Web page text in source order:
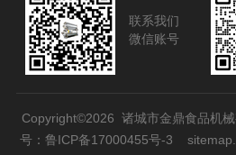
联系我们
微信账号
Copyright©2026 诸城市金鼎食品机
号：鲁ICP备17000455号-3